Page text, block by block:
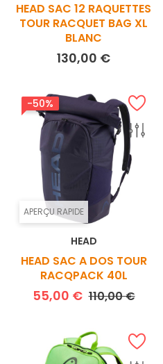
HEAD SAC 12 RAQUETTES
TOUR RACQUET BAG XL
BLANC
130,00 €Prix
APERÇU RAPIDE
-50%
HEAD
HEAD SAC A DOS TOUR
RACQPACK 40L
55,00 € Prix de base
110,00 €Prix